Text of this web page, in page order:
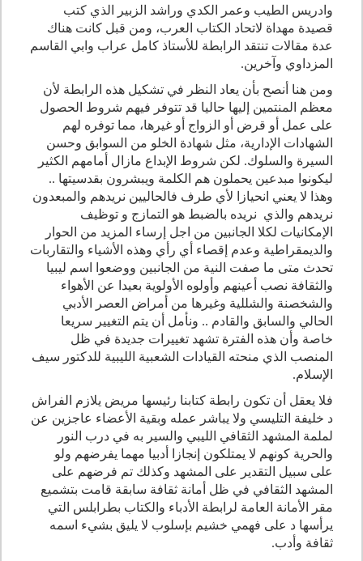
وادريس الطيب وعمر الكدي وراشد الزبير الذي كتب
قصيدة مهداة لاتحاد الكتاب العرب، ومن قبل كانت هناك
عدة مقالات تنتقد الرابطة للأستاذ كامل عراب وابي القاسم
المزداوي وآخرين.
ومن هنا أنصح بأن يعاد النظر في تشكيل هذه الرابطة لأن
معظم المنتمين إليها حاليا قد تتوفر فيهم شروط الحصول
على عمل أو قرض أو الزواج أو غيرها، مما توفره لهم
الشهادات الإدارية، مثل شهادة الخلو من السوابق وحسن
السيرة والسلوك. لكن شروط الإبداع مازال أمامهم الكثير
ليكونوا مبدعين يحملون هم الكلمة ويبشرون بقدسيتها ..
وهذا لا يعني انحيازا لأي طرف فالحاليين نريدهم والمبعدون
نريدهم والذي نريده بالضبط هو التمازج و توظيف
الإمكانيات لكلا الجانبين من اجل إرساء المزيد من الحوار
والديمقراطية وعدم إقصاء أي رأي وهذه الأشياء والتقاربات
تحدث متى ما صفت النية من الجانبين ووضعوا اسم ليبيا
والثقافة نصب أعينهم وأولوه الأولوية بعيدا عن الأهواء
والشخصنة والشللية وغيرها من أمراض العصر الأدبي
الحالي والسابق والقادم .. ونأمل أن يتم التغيير سريعا
خاصة وأن هذه الفترة تشهد تغييرات جديدة في ظل
المنصب الذي منحته القيادات الشعبية الليبية للدكتور سيف
الإسلام.
فلا يعقل أن تكون رابطة كتابنا رئيسها مريض يلازم الفراش
د خليفة التليسي ولا يباشر عمله وبقية الأعضاء عاجزين عن
لملمة المشهد الثقافي الليبي والسير به في درب النور
والحرية كونهم لا يمتلكون إنجازا أدبيا مهما يفرضهم ولو
على سبيل التقدير على المشهد وكذلك تم فرضهم على
المشهد الثقافي في ظل أمانة ثقافة سابقة قامت بتشميع
مقر الأمانة العامة لرابطة الأدباء والكتاب بطرابلس التي
يرأسها د على فهمي خشيم بإسلوب لا يليق بشيء اسمه
ثقافة وأدب.